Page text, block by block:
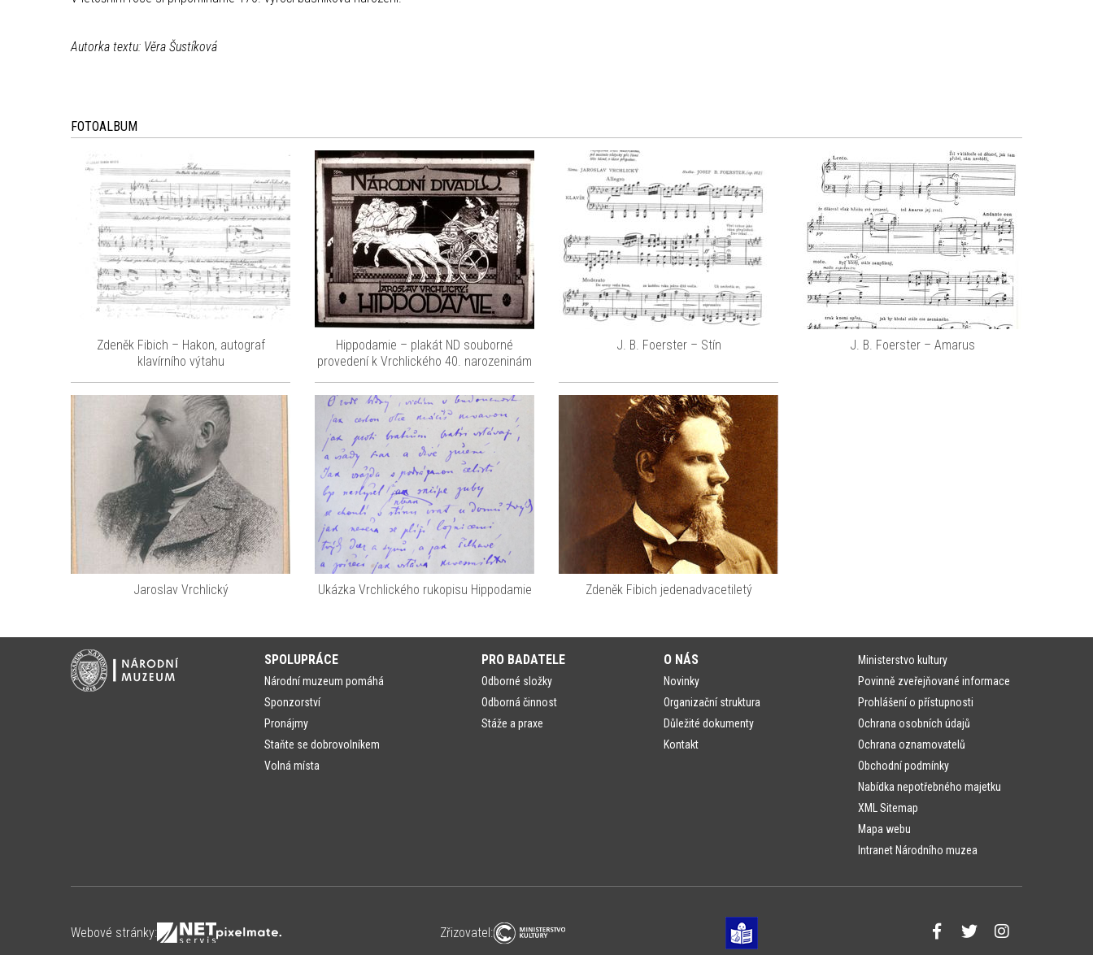
Autorka textu: Věra Šustíková
FOTOALBUM
Zdeněk Fibich – Hakon, autograf
klavírního výtahu
Hippodamie – plakát ND souborné
provedení k Vrchlického 40. narozeninám
J. B. Foerster – Stín J. B. Foerster – Amarus
Jaroslav Vrchlický Ukázka Vrchlického rukopisu Hippodamie Zdeněk Fibich jedenadvacetiletý
SPOLUPRÁCE
Národní muzeum pomáhá
Sponzorství
Pronájmy
Staňte se dobrovolníkem
Volná místa
PRO BADATELE
Odborné složky
Odborná činnost
Stáže a praxe
O NÁS
Novinky
Organizační struktura
Důležité dokumenty
Kontakt
Ministerstvo kultury
Povinně zveřejňované informace
Prohlášení o přístupnosti
Ochrana osobních údajů
Ochrana oznamovatelů
Obchodní podmínky
Nabídka nepotřebného majetku
XML Sitemap
Mapa webu
Intranet Národního muzea
Webové stránky: Zřizovatel: